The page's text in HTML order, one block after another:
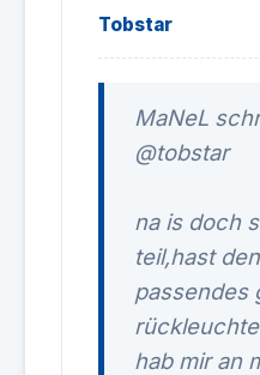
Tobstar
MaNeL
@tobstar
na is doch
teil,hast
passendes
hab mir an